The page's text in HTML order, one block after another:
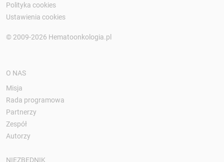
Polityka cookies
Ustawienia cookies
© 2009-2026 Hematoonkologia.pl
O NAS
Misja
Rada programowa
Partnerzy
Zespół
Autorzy
NIEZBĘDNIK